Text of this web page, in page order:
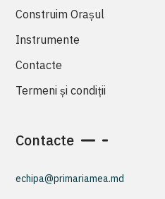
Construim Orașul
Instrumente
Contacte
Termeni și condiții
Contacte
echipa@primariamea.md